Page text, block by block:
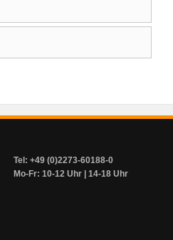
Tel: +49 (0)2273-60188-0
Mo-Fr: 10-12 Uhr | 14-18 Uhr